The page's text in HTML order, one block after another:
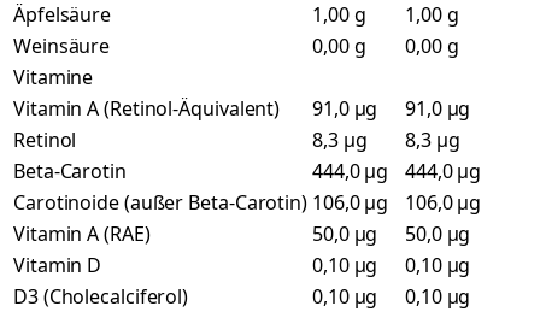
Äpfelsäure
1,00 g
1,00 g
Weinsäure
0,00 g
0,00 g
Vitamine
Vitamin A (Retinol-Äquivalent)
91,0 µg
91,0 µg
Retinol
8,3 µg
8,3 µg
Beta-Carotin
444,0 µg
444,0 µg
Carotinoide (außer Beta-Carotin) 106,0 µg
106,0 µg
Vitamin A (RAE)
50,0 µg
50,0 µg
Vitamin D
0,10 µg
0,10 µg
D3 (Cholecalciferol)
0,10 µg
0,10 µg